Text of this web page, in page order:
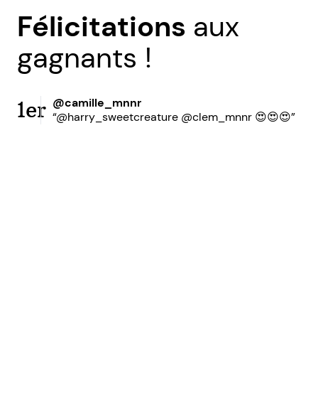
Félicitations aux
gagnants !
1er @camille_mnnr
“@harry_sweetcreature @clem_mnnr 😍😍😍”